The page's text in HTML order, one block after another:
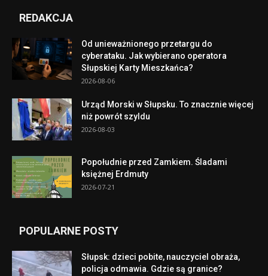
REDAKCJA
Od unieważnionego przetargu do
cyberataku. Jak wybierano operatora
Słupskiej Karty Mieszkańca?
2026-08-06
Urząd Morski w Słupsku. To znacznie więcej
niż powrót szyldu
2026-08-03
Popołudnie przed Zamkiem. Śladami
księżnej Erdmuty
2026-07-21
POPULARNE POSTY
Słupsk: dzieci pobite, nauczyciel obraża,
policja odmawia. Gdzie są granice?